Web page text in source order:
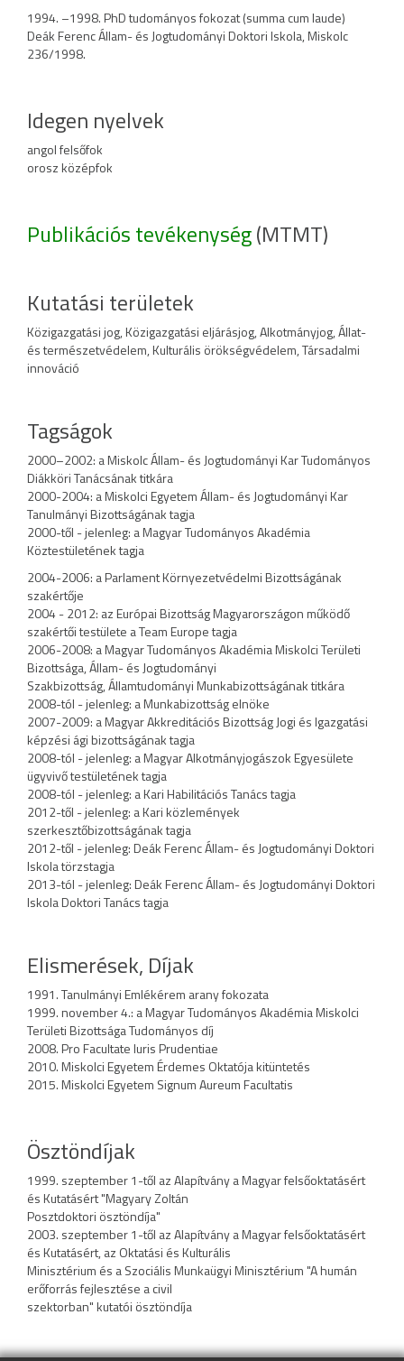
1994. –1998. PhD tudományos fokozat (summa cum laude)
Deák Ferenc Állam- és Jogtudományi Doktori Iskola, Miskolc
236/1998.
Idegen nyelvek
angol felsőfok
orosz középfok
Publikációs tevékenység(MTMT)
Kutatási területek
Közigazgatási jog, Közigazgatási eljárásjog, Alkotmányjog, Állat-
és természetvédelem, Kulturális örökségvédelem, Társadalmi
innováció
Tagságok
2000–2002: a Miskolc Állam- és Jogtudományi Kar Tudományos
Diákköri Tanácsának titkára
2000-2004: a Miskolci Egyetem Állam- és Jogtudományi Kar
Tanulmányi Bizottságának tagja
2000-től - jelenleg: a Magyar Tudományos Akadémia
Köztestületének tagja
2004-2006: a Parlament Környezetvédelmi Bizottságának
szakértője
2004 - 2012: az Európai Bizottság Magyarországon működő
szakértői testülete a Team Europe tagja
2006-2008: a Magyar Tudományos Akadémia Miskolci Területi
Bizottsága, Állam- és Jogtudományi
Szakbizottság, Államtudományi Munkabizottságának titkára
2008-tól - jelenleg: a Munkabizottság elnöke
2007-2009: a Magyar Akkreditációs Bizottság Jogi és Igazgatási
képzési ági bizottságának tagja
2008-tól - jelenleg: a Magyar Alkotmányjogászok Egyesülete
ügyvivő testületének tagja
2008-tól - jelenleg: a Kari Habilitációs Tanács tagja
2012-től - jelenleg: a Kari közlemények
szerkesztőbizottságának tagja
2012-től - jelenleg: Deák Ferenc Állam- és Jogtudományi Doktori
Iskola törzstagja
2013-tól - jelenleg: Deák Ferenc Állam- és Jogtudományi Doktori
Iskola Doktori Tanács tagja
Elismerések, Díjak
1991. Tanulmányi Emlékérem arany fokozata
1999. november 4.: a Magyar Tudományos Akadémia Miskolci
Területi Bizottsága Tudományos díj
2008. Pro Facultate Iuris Prudentiae
2010. Miskolci Egyetem Érdemes Oktatója kitüntetés
2015. Miskolci Egyetem Signum Aureum Facultatis
Ösztöndíjak
1999. szeptember 1-től az Alapítvány a Magyar felsőoktatásért
és Kutatásért "Magyary Zoltán
Posztdoktori ösztöndíja"
2003. szeptember 1-től az Alapítvány a Magyar felsőoktatásért
és Kutatásért, az Oktatási és Kulturális
Minisztérium és a Szociális Munkaügyi Minisztérium "A humán
erőforrás fejlesztése a civil
szektorban" kutatói ösztöndíja